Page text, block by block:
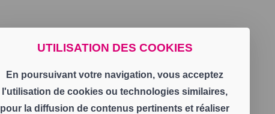
UTILISATION DES COOKIES
En poursuivant votre navigation, vous acceptez
l'utilisation de cookies ou technologies similaires,
pour la diffusion de contenus pertinents et réaliser